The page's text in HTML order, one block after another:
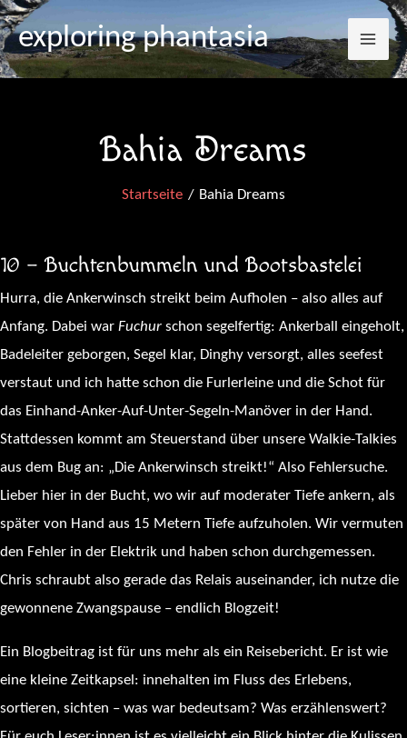
Zum
Inhalt
springen
exploring phantasia
Bahia Dreams
Startseite Bahia Dreams
10 – Buchtenbummeln und Bootsbastelei
Hurra, die Ankerwinsch streikt beim Aufholen – also alles auf
Anfang. Dabei war Fuchur schon segelfertig: Ankerball eingeholt,
Badeleiter geborgen, Segel klar, Dinghy versorgt, alles seefest
verstaut und ich hatte schon die Furlerleine und die Schot für
das Einhand-Anker-Auf-Unter-Segeln-Manöver in der Hand.
Stattdessen kommt am Steuerstand über unsere Walkie-Talkies
aus dem Bug an: „Die Ankerwinsch streikt!“ Also Fehlersuche.
Lieber hier in der Bucht, wo wir auf moderater Tiefe ankern, als
später von Hand aus 15 Metern Tiefe aufzuholen. Wir vermuten
den Fehler in der Elektrik und haben schon durchgemessen.
Chris schraubt also gerade das Relais auseinander, ich nutze die
gewonnene Zwangspause – endlich Blogzeit!
Ein Blogbeitrag ist für uns mehr als ein Reisebericht. Er ist wie
eine kleine Zeitkapsel: innehalten im Fluss des Erlebens,
sortieren, sichten – was war bedeutsam? Was erzählenswert?